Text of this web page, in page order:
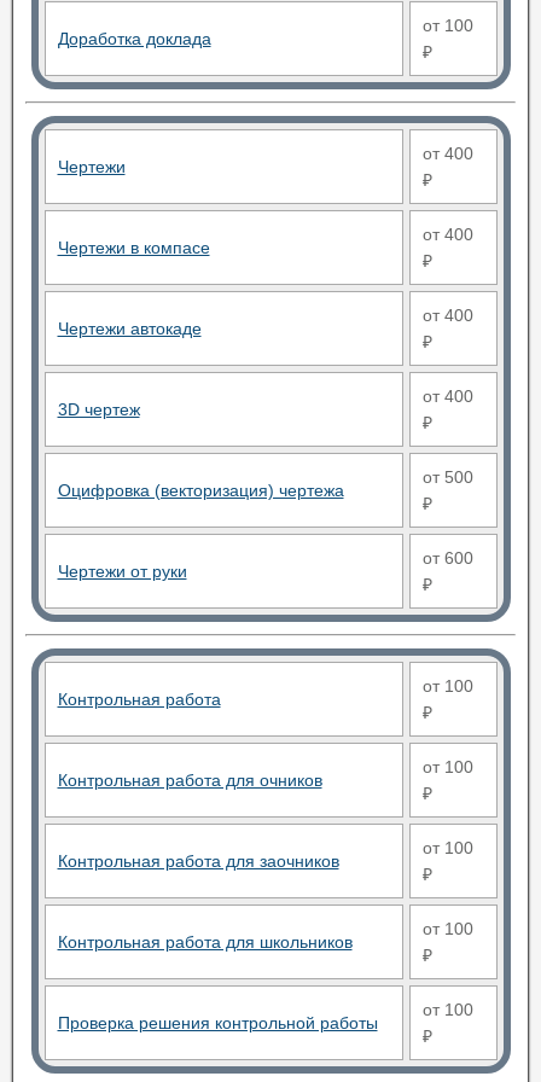
Доработка доклада
от 100
₽
Чертежи
от 400
₽
Чертежи в компасе
от 400
₽
Чертежи автокаде
от 400
₽
3D чертеж
от 400
₽
Оцифровка (векторизация) чертежа
от 500
₽
Чертежи от руки
от 600
₽
Контрольная работа
от 100
₽
Контрольная работа для очников
от 100
₽
Контрольная работа для заочников
от 100
₽
Контрольная работа для школьников
от 100
₽
Проверка решения контрольной работы
от 100
₽